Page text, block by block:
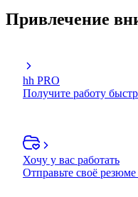
Привлечение
hh PRO
Получите работу
Хочу у вас работать
Отправьте своё